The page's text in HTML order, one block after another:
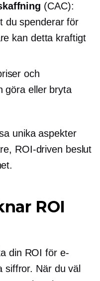
(CAC):
du spenderar för
kan detta kraftigt
och
göra eller bryta
unika aspekter
ROI-driven beslut
ROI
din ROI för e-
siffror. När du väl